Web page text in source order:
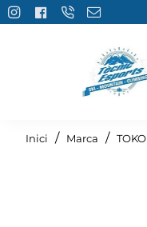
Inici homeMarca TOKO